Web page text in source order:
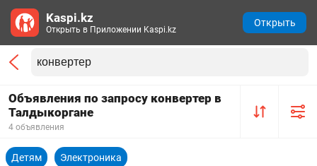
Объявления по запросу конвертер в
Талдыкоргане
4 объявления
Детям Электроника
Kaspi.kz
Открыть в Приложении Kaspi.kz
Открыть